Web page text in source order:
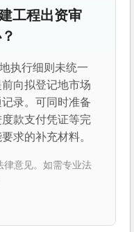
工程出资审
执行细则未统一
向拟登记地市场
录。可同时准备
款支付凭证等完
求的补充材料。
律意见。如需专业法